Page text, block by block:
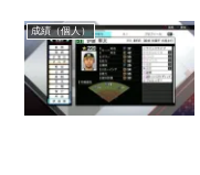
成績（個人）